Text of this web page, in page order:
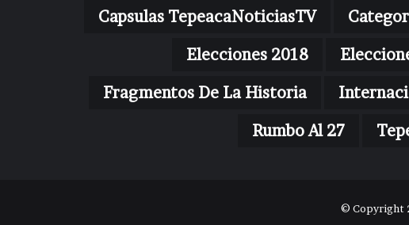
Capsulas TepeacaNoticiasTV
Elecciones 2018
Fragmentos De La Historia
Rumbo Al 27
© Copyright